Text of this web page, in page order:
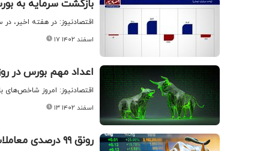
بازگشت سرمایه به
اقتصادنیوز: در هفته اخیر،
۱۷ اسفند ۱۴۰۲
اعداد مهم بورس در روز صعود ۶۰ هزار
اقتصادنیوز: امروز شاخص‌های
۱۳ اسفند ۱۴۰۲
رونق ۹۹ درصدی معاملات بورس تهران+ اینفوگرافیک